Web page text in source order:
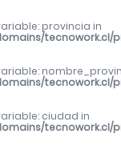
provincia in
tecnowork.cl/
tecnowork.cl/
ciudad in
tecnowork.cl/